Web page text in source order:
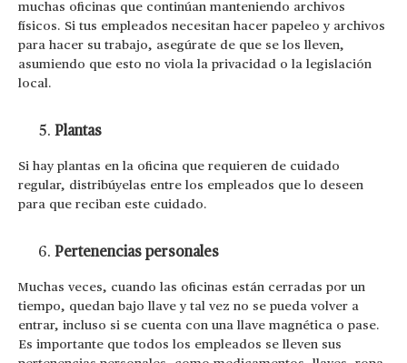
muchas oficinas que continúan manteniendo archivos
físicos. Si tus empleados necesitan hacer papeleo y archivos
para hacer su trabajo, asegúrate de que se los lleven,
asumiendo que esto no viola la privacidad o la legislación
local.
Plantas
Si hay plantas en la oficina que requieren de cuidado
regular, distribúyelas entre los empleados que lo deseen
para que reciban este cuidado.
Pertenencias personales
Muchas veces, cuando las oficinas están cerradas por un
tiempo, quedan bajo llave y tal vez no se pueda volver a
entrar, incluso si se cuenta con una llave magnética o pase.
Es importante que todos los empleados se lleven sus